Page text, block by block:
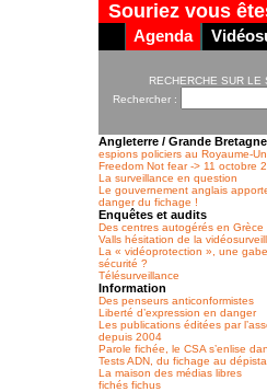
Souriez vous
Agenda
RECHERCHE SUR LE
Rechercher :
Angleterre / Grande Bretagne
espions policiers au Royaume-
Freedom Not fear -> 11 octobre
La surveillance en question
Le gouvernement anglais
danger du fichage !
Enquêtes et audits
Des centres autogérés en Grèce
Valls hésitation de la
La « vidéoprotection », une
sécurité ?
Télésurveillance
Information
Des penseurs anticonformistes
Liberté d’expression en danger
Les publications éditées par
depuis 2004
Parole fichée, le CSA s’enlise
Tests ADN, du fichage au
La maison des médias libres
fichés fichus